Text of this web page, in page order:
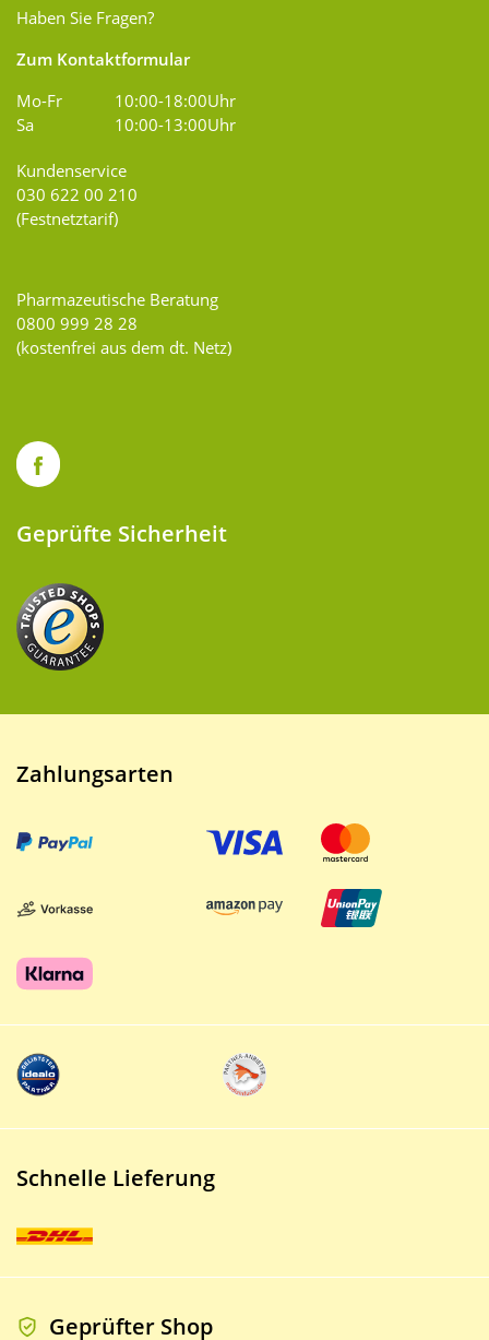
Haben Sie Fragen?
Zum Kontaktformular
Mo-Fr
10:00-18:00Uhr
Sa
10:00-13:00Uhr
Kundenservice
030 622 00 210
(Festnetztarif)
Pharmazeutische Beratung
0800 999 28 28
(kostenfrei aus dem dt. Netz)
Geprüfte Sicherheit
Zahlungsarten
Schnelle Lieferung
Geprüfter Shop